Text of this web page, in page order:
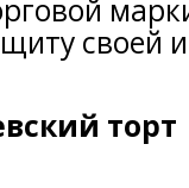
своей
торт